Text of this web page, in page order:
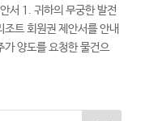
서 1. 귀하의 무궁한 발전
트 회원권 제안서를 안내
양도를 요청한 물건으